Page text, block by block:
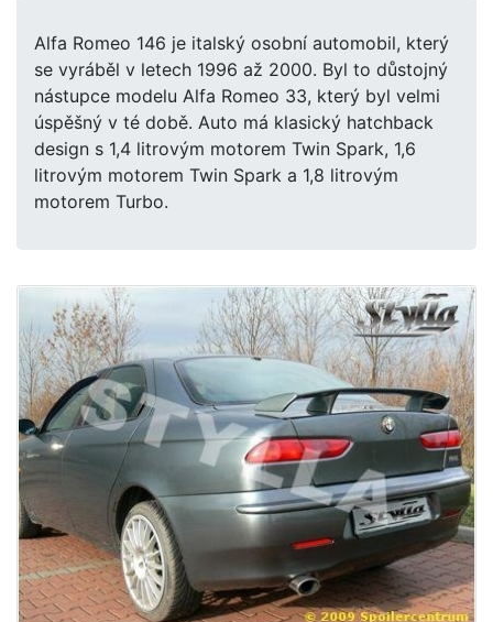
Alfa Romeo 146 je italský osobní automobil, který
se vyráběl v letech 1996 až 2000. Byl to důstojný
nástupce modelu Alfa Romeo 33, který byl velmi
úspěšný v té době. Auto má klasický hatchback
design s 1,4 litrovým motorem Twin Spark, 1,6
litrovým motorem Twin Spark a 1,8 litrovým
motorem Turbo.